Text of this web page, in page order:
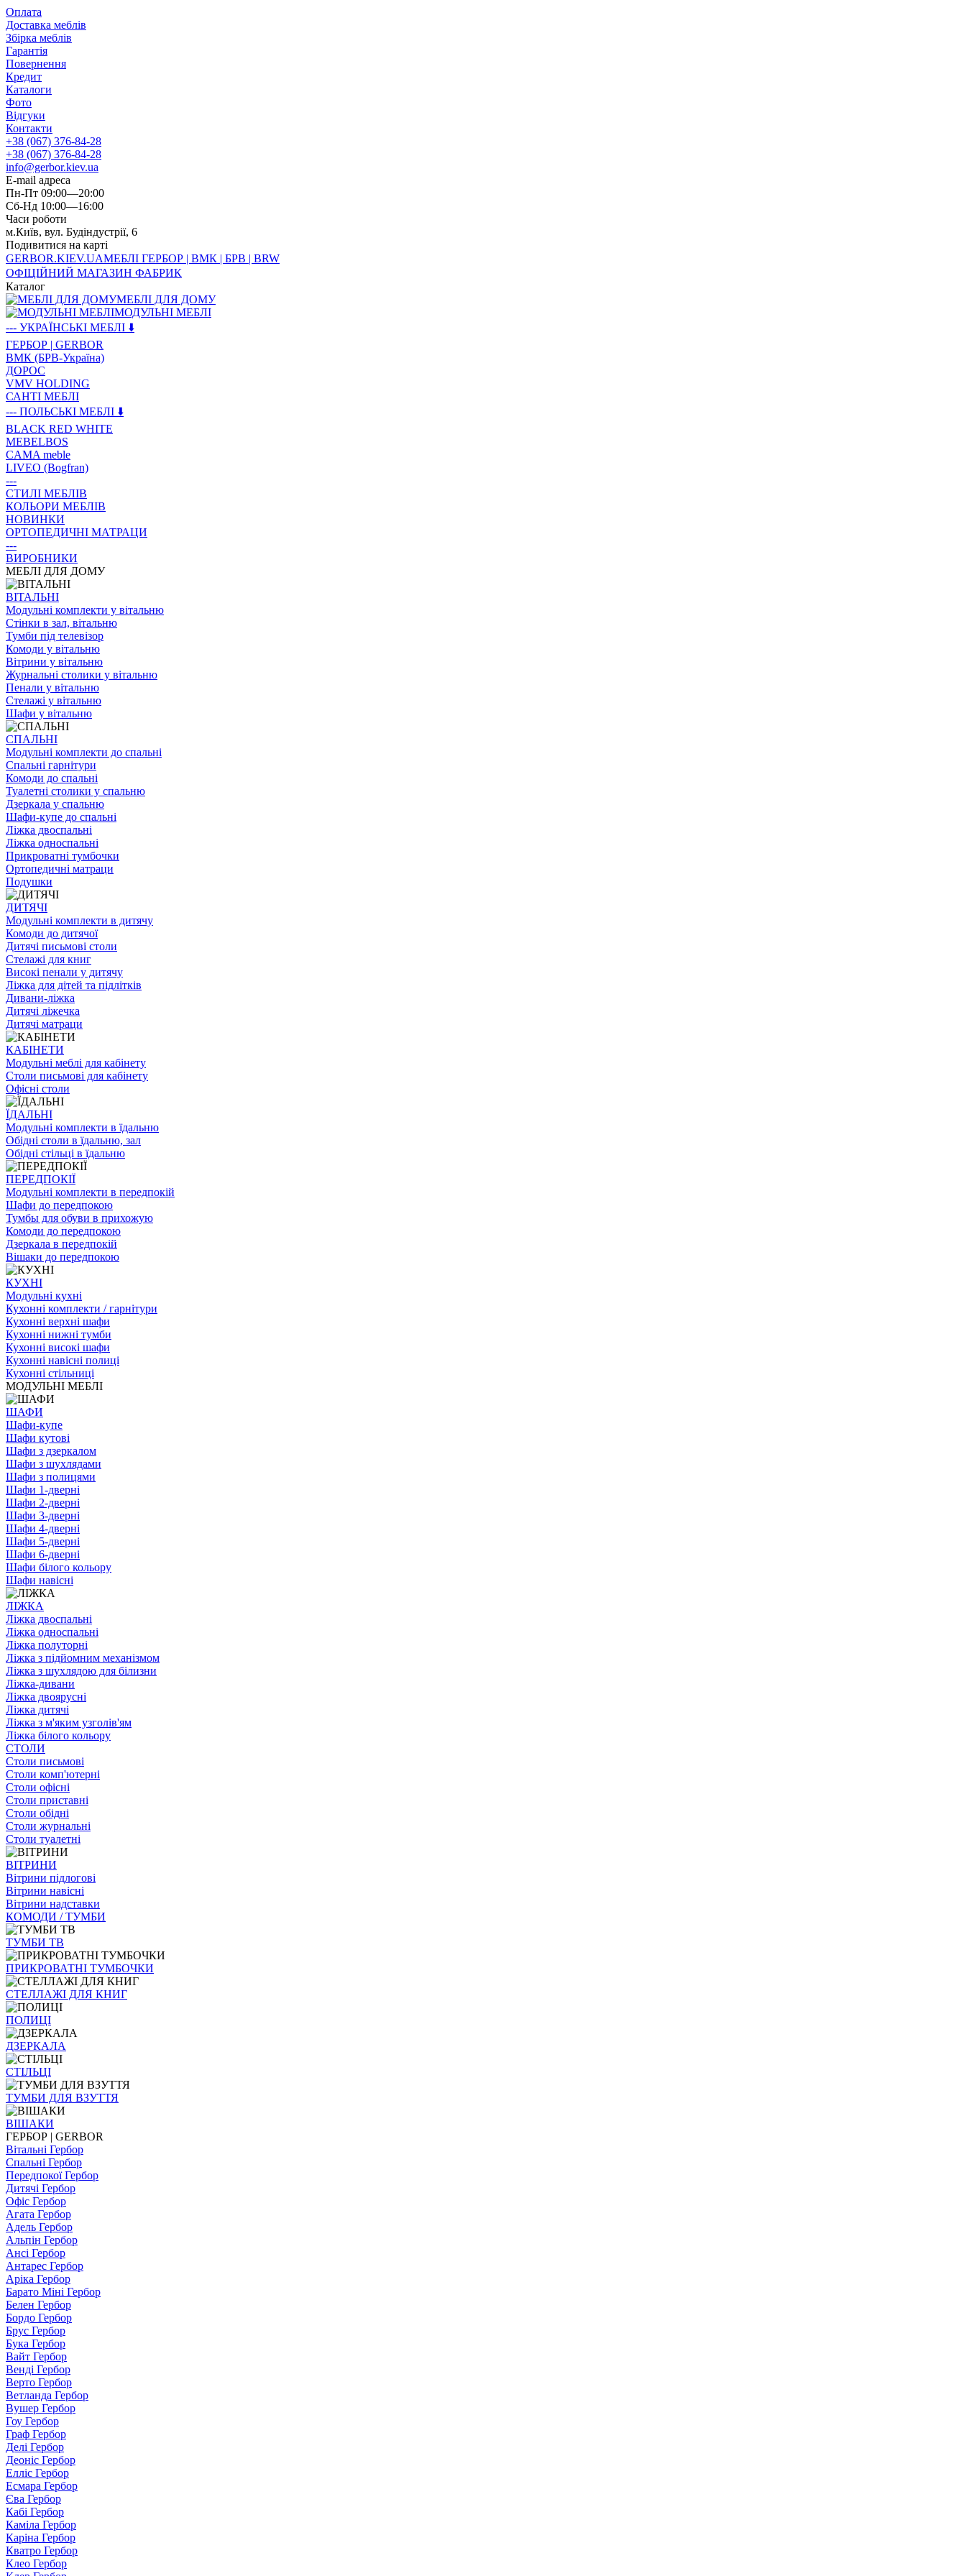
Оплата
Доставка меблів
Збірка меблів
Гарантія
Повернення
Кредит
Каталоги
Фото
Відгуки
Контакти
+38 (067) 376-84-28
+38 (067) 376-84-28
info@gerbor.kiev.ua
E-mail адреса
Пн-Пт 09:00—20:00
Сб-Нд 10:00—16:00
Часи роботи
м.Київ, вул. Будіндустрії, 6
Подивитися на карті
GERBOR.KIEV.UAМЕБЛI ГЕРБОР | ВМК | БРВ | BRW
ОФІЦІЙНИЙ МАГАЗИН ФАБРИК
Каталог
МЕБЛІ ДЛЯ ДОМУ
МОДУЛЬНІ МЕБЛІ
--- УКРАЇНСЬКІ МЕБЛІ ⬇️
ГЕРБОР | GERBOR
ВМК (БРВ-Україна)
ДОРОС
VMV HOLDING
САНТІ МЕБЛІ
--- ПОЛЬСЬКІ МЕБЛІ ⬇️
BLACK RED WHITE
MEBELBOS
CAMA meble
LIVEO (Bogfran)
---
СТИЛІ МЕБЛІВ
КОЛЬОРИ МЕБЛІВ
НОВИНКИ
ОРТОПЕДИЧНІ МАТРАЦИ
---
ВИРОБНИКИ
МЕБЛІ ДЛЯ ДОМУ
ВIТАЛЬНI
Модульні комплекти у вітальню
Стінки в зал, вітальню
Тумби під телевізор
Комоди у вітальню
Вітрини у вітальню
Журнальні столики у вітальню
Пенали у вітальню
Стелажі у вітальню
Шафи у вітальню
СПАЛЬНІ
Модульні комплекти до спальні
Спальні гарнітури
Комоди до спальні
Туалетні столики у спальню
Дзеркала у спальню
Шафи-купе до спальні
Ліжка двоспальні
Ліжка односпальні
Прикроватні тумбочки
Ортопедичні матраци
Подушки
ДИТЯЧІ
Модульні комплекти в дитячу
Комоди до дитячої
Дитячі письмові столи
Стелажі для книг
Високі пенали у дитячу
Ліжка для дітей та підлітків
Дивани-ліжка
Дитячі ліжечка
Дитячі матраци
КАБІНЕТИ
Модульні меблі для кабінету
Столи письмові для кабінету
Офісні столи
ЇДАЛЬНI
Модульні комплекти в їдальню
Обідні столи в їдальню, зал
Обідні стільці в їдальню
ПЕРЕДПОКІЇ
Модульні комплекти в передпокій
Шафи до передпокою
Тумбы для обуви в прихожую
Комоди до передпокою
Дзеркала в передпокій
Вішаки до передпокою
КУХНІ
Модульні кухні
Кухонні комплекти / гарнітури
Кухонні верхні шафи
Кухонні нижні тумби
Кухонні високі шафи
Кухонні навісні полиці
Кухонні стільниці
МОДУЛЬНІ МЕБЛІ
ШАФИ
Шафи-купе
Шафи кутові
Шафи з дзеркалом
Шафи з шухлядами
Шафи з полицями
Шафи 1-дверні
Шафи 2-дверні
Шафи 3-дверні
Шафи 4-дверні
Шафи 5-дверні
Шафи 6-дверні
Шафи білого кольору
Шафи навісні
ЛІЖКА
Ліжка двоспальні
Ліжка односпальні
Ліжка полуторні
Ліжка з підйомним механізмом
Ліжка з шухлядою для білизни
Ліжка-дивани
Ліжка двоярусні
Ліжка дитячі
Ліжка з м'яким узголів'ям
Ліжка білого кольору
СТОЛИ
Столи письмові
Столи комп'ютерні
Столи офісні
Столи приставні
Столи обідні
Столи журнальні
Столи туалетні
ВІТРИНИ
Вітрини підлогові
Вітрини навісні
Вітрини надставки
КОМОДИ / ТУМБИ
ТУМБИ ТВ
ПРИКРОВАТНІ ТУМБОЧКИ
СТЕЛЛАЖІ ДЛЯ КНИГ
ПОЛИЦІ
ДЗЕРКАЛА
СТІЛЬЦI
ТУМБИ ДЛЯ ВЗУТТЯ
ВІШАКИ
ГЕРБОР | GERBOR
Вітальні Гербор
Спальні Гербор
Передпокої Гербор
Дитячі Гербор
Офіс Гербор
Агата Гербор
Адель Гербор
Альпін Гербор
Ансі Гербор
Антарес Гербор
Аріка Гербор
Барато Міні Гербор
Белен Гербор
Бордо Гербор
Брус Гербор
Бука Гербор
Вайт Гербор
Венді Гербор
Верто Гербор
Ветланда Гербор
Вушер Гербор
Гоу Гербор
Граф Гербор
Делі Гербор
Деоніс Гербор
Елліс Гербор
Есмара Гербор
Єва Гербор
Кабі Гербор
Каміла Гербор
Каріна Гербор
Кватро Гербор
Клео Гербор